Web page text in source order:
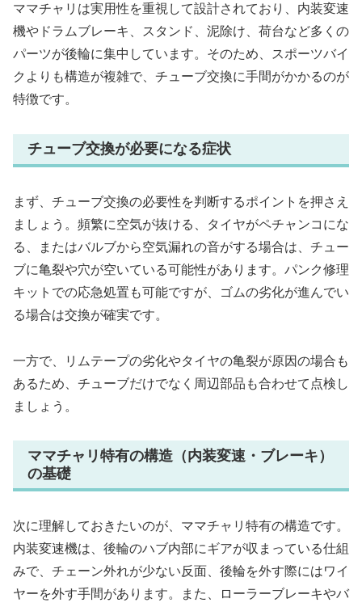
ママチャリは実用性を重視して設計されており、内装変速
機やドラムブレーキ、スタンド、泥除け、荷台など多くの
パーツが後輪に集中しています。そのため、スポーツバイ
クよりも構造が複雑で、チューブ交換に手間がかかるのが
特徴です。
チューブ交換が必要になる症状
まず、チューブ交換の必要性を判断するポイントを押さえ
ましょう。頻繁に空気が抜ける、タイヤがペチャンコにな
る、またはバルブから空気漏れの音がする場合は、チュー
ブに亀裂や穴が空いている可能性があります。パンク修理
キットでの応急処置も可能ですが、ゴムの劣化が進んでい
る場合は交換が確実です。
一方で、リムテープの劣化やタイヤの亀裂が原因の場合も
あるため、チューブだけでなく周辺部品も合わせて点検し
ましょう。
ママチャリ特有の構造（内装変速・ブレーキ）
の基礎
次に理解しておきたいのが、ママチャリ特有の構造です。
内装変速機は、後輪のハブ内部にギアが収まっている仕組
みで、チェーン外れが少ない反面、後輪を外す際にはワイ
ヤーを外す手間があります。また、ローラーブレーキやバ